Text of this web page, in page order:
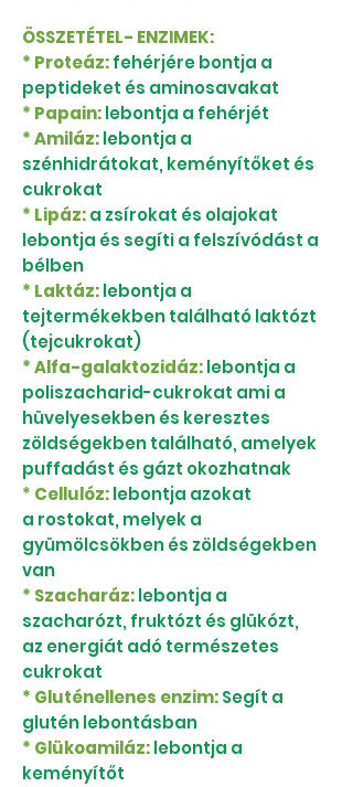
ÖSSZETÉTEL- ENZIMEK:
* Proteáz:fehérjére bontja a
peptideket és aminosavakat
* Papain:lebontja a fehérjét
* Amiláz:lebontja a
szénhidrátokat, keményítőket és
cukrokat
* Lipáz:a zsírokat és olajokat
lebontja és segíti a felszívódást a
bélben
* Laktáz:lebontja a
tejtermékekben található laktózt
(tejcukrokat)
* Alfa-galaktozidáz:lebontja a
poliszacharid-cukrokat ami a
hüvelyesekben és keresztes
zöldségekben található, amelyek
puffadást és gázt okozhatnak
* Cellulóz:lebontja azokat
a rostokat, melyek a
gyümölcsökben és zöldségekben
van
* Szacharáz:lebontja a
szacharózt, fruktózt és glükózt,
az energiát adó természetes
cukrokat
* Gluténellenes enzim:Segít a
glutén lebontásban
* Glükoamiláz:lebontja a
keményítőt